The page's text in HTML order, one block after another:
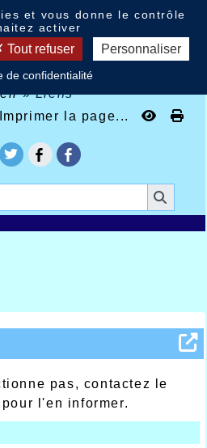
»Liens
Imprimer la page...
pas, contactez le
l'en informer.
et vous donne le contrôle
activer
Tout refuser Personnaliser
de confidentialité